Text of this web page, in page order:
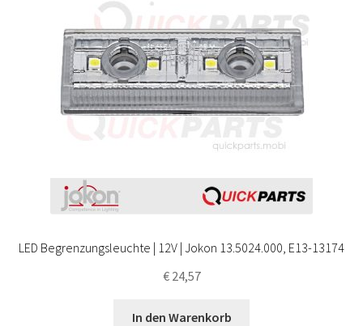
LED Begrenzungsleuchte | 12V | Jokon 13.5024.000, E13-13174
€24,57
In den Warenkorb